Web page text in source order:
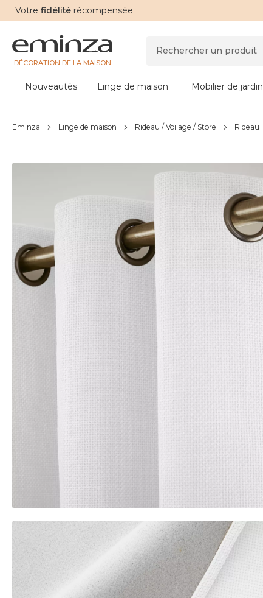
Votre fidélité récompensée
DÉCORATION DE LA MAISON
Nouveautés Linge de maison Mobilier de jardin
Eminza Linge de maison Rideau / Voilage / Store Rideau